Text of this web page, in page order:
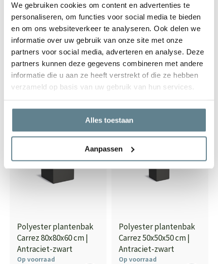
We gebruiken cookies om content en advertenties te
personaliseren, om functies voor social media te bieden
en om ons websiteverkeer te analyseren. Ook delen we
informatie over uw gebruik van onze site met onze
partners voor social media, adverteren en analyse. Deze
partners kunnen deze gegevens combineren met andere
informatie die u aan ze heeft verstrekt of die ze hebben
verzameld op basis van uw gebruik van hun services.
Alles toestaan
Aanpassen
Polyester plantenbak
Carrez 150x50x60 cm |
Antraciet-zwart
Op voorraad
562,00
Polyester plantenbak
Carrez 120x50x50 cm |
Antraciet-zwart
Op voorraad
412,00
Polyester plantenbak
Carrez 80x80x60 cm |
Antraciet-zwart
Op voorraad
Polyester plantenbak
Carrez 50x50x50 cm |
Antraciet-zwart
Op voorraad